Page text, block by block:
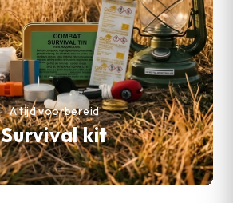
Survival kit
Altijd voorbereid